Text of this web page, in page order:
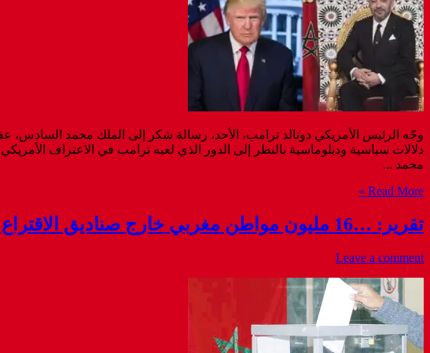
دلالات سياسية ودبلوماسية بالنظر إلى الدور الذي لعبه ترامب في الاعتراف
محمد ...
Read More »
تقرير: …16 مليون مواطن مغربي خارج صناديق الاقتراع يكشف أزمة عميقة في الوساطة السياسية
Leave a comment